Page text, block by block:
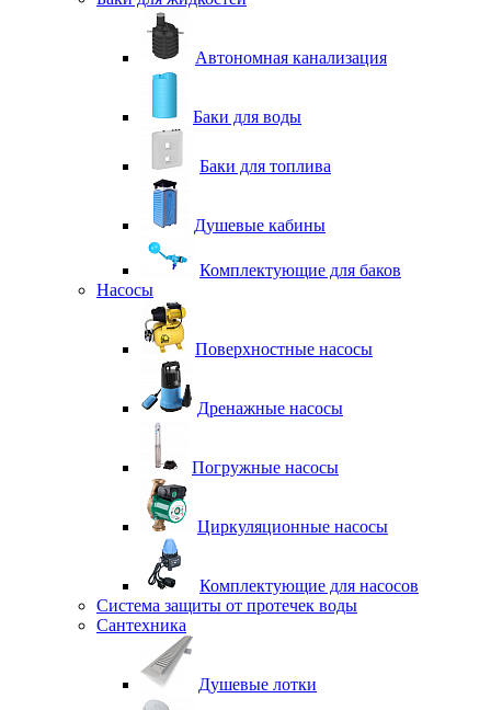
Автономная канализация
Баки для воды
Баки для топлива
Душевые кабины
Комплектующие для баков
Насосы
Поверхностные насосы
Дренажные насосы
Погружные насосы
Циркуляционные насосы
Комплектующие для насосов
Система защиты от протечек воды
Сантехника
Душевые лотки